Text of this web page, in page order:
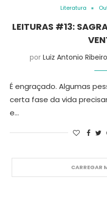
Literatura
LEITURAS #13:
por Luiz Antonio Ribeiro
É engraçado. Algumas
certa fase da vida
e…
CARREGAR